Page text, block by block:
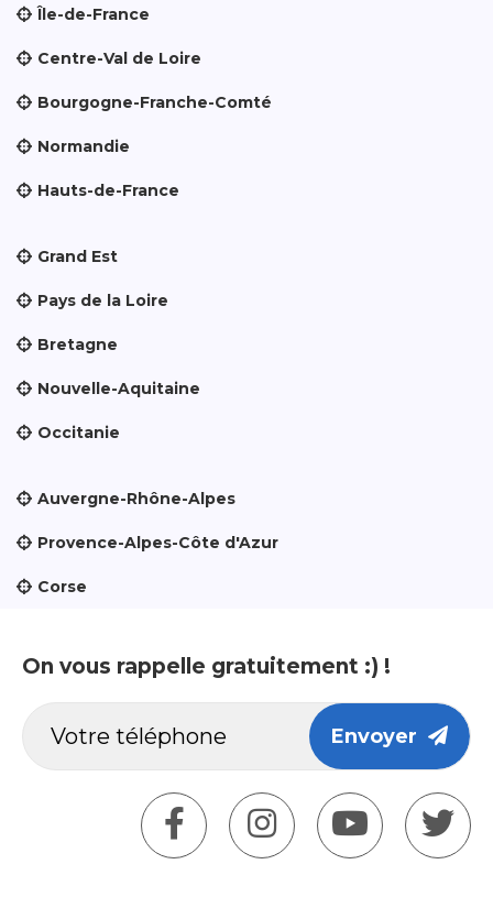
Île-de-France
Centre-Val de Loire
Bourgogne-Franche-Comté
Normandie
Hauts-de-France
Grand Est
Pays de la Loire
Bretagne
Nouvelle-Aquitaine
Occitanie
Auvergne-Rhône-Alpes
Provence-Alpes-Côte d'Azur
Corse
On vous rappelle gratuitement :) !
Envoyer